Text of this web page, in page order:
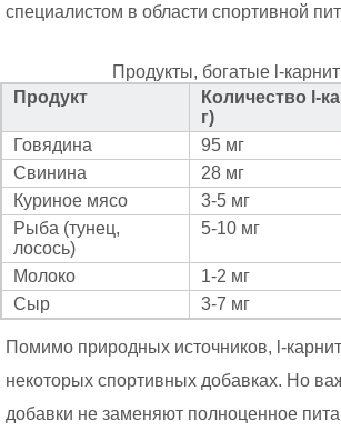
специалистом в области спортивной
Продукты, богатые l-
Продукт
Количество l-
г)
Говядина
95 мг
Свинина
28 мг
Куриное мясо
3-5 мг
Рыба (тунец,
лосось)
5-10 мг
Молоко
1-2 мг
Сыр
3-7 мг
Помимо природных источников, l-
некоторых спортивных добавках. Но
добавки не заменяют полноценное